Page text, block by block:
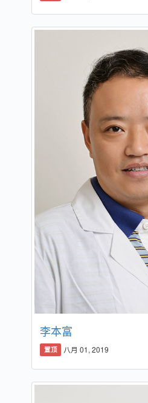
李本富
置顶 八月 01, 2019